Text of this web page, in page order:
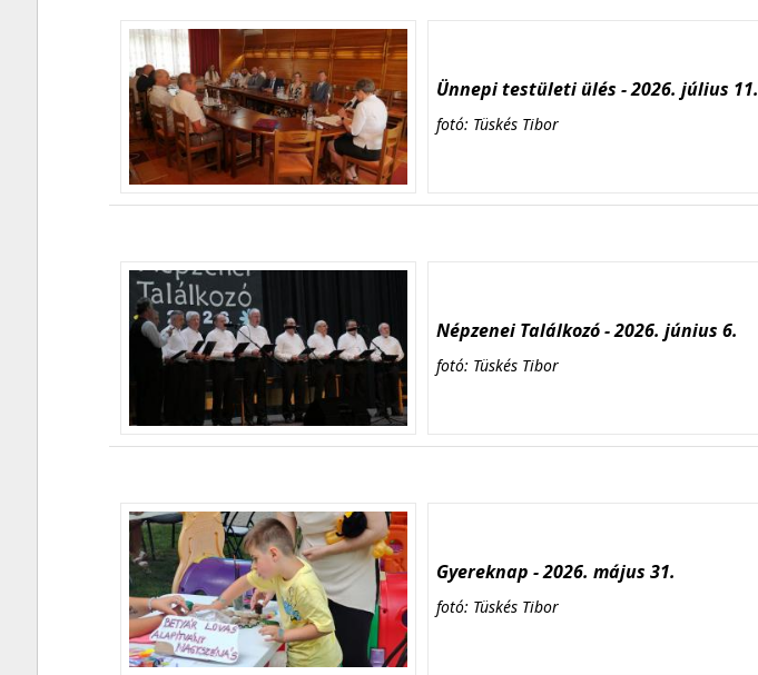
Ünnepi testületi ülés - 2026. július 11.
fotó: Tüskés Tibor
Népzenei Találkozó - 2026. június 6.
fotó: Tüskés Tibor
Gyereknap - 2026. május 31.
fotó: Tüskés Tibor